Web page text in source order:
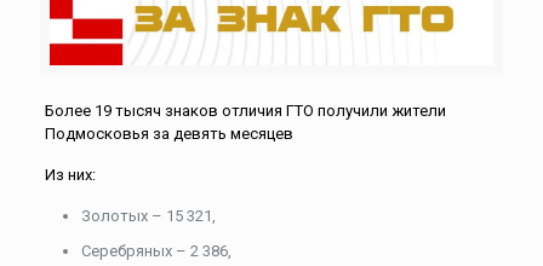
Более 19 тысяч знаков отличия ГТО получили жители
Подмосковья за девять месяцев
Из них:
Золотых – 15 321,
Серебряных – 2 386,